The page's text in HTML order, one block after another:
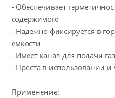
- Обеспечивает
содержимого
- Надежно фиксируется в
емкости
- Имеет канал для подачи
- Проста в использовании
Применение: